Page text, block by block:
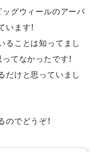
ッグウィールのアーバ
ます！
ることは知ってまし
てなかったです！
だけと思っていまし
でどうぞ！